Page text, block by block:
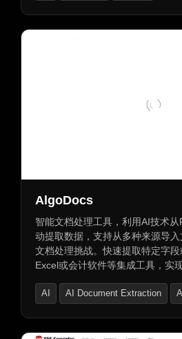
AlgoDocs
智能文档处理工具，利用AI技术
动提取数据，支持从多种来源导
文档处理挑战。快速提取特定字
Excel或会计软件等集成工具，实
AI AI Document Extraction